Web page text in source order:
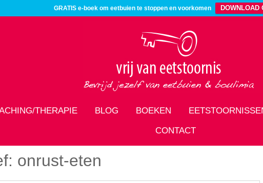
GRATIS e-boek om eetbuien te stoppen en voorkomen DOWNLOAD
THERAPIE BLOG BOEKEN
CONTACT
onrust-eten